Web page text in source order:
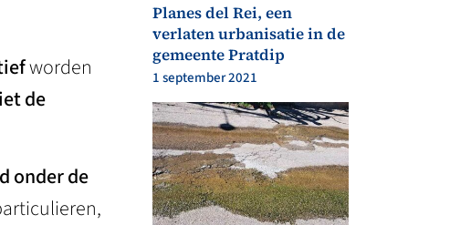
worden
de
onder de
Planes del Rei, een
verlaten urbanisatie in de
gemeente Pratdip
1 september 2021